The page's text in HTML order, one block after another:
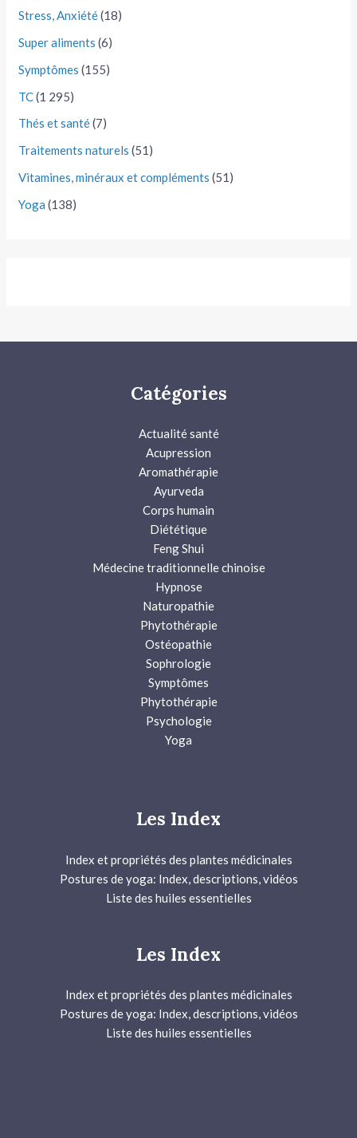
Stress, Anxiété(18)
Super aliments (6)
Symptômes (155)
TC(1 295)
Thés et santé(7)
Traitements naturels (51)
Vitamines, minéraux et compléments (51)
Yoga (138)
Catégories
Actualité santé
Acupression
Aromathérapie
Ayurveda
Corps humain
Diététique
Feng Shui
Médecine traditionnelle chinoise
Hypnose
Naturopathie
Phytothérapie
Ostéopathie
Sophrologie
Symptômes
Phytothérapie
Psychologie
Yoga
Les Index
Index et propriétés des plantes médicinales
Postures de yoga: Index, descriptions, vidéos
Liste des huiles essentielles
Les Index
Index et propriétés des plantes médicinales
Postures de yoga: Index, descriptions, vidéos
Liste des huiles essentielles